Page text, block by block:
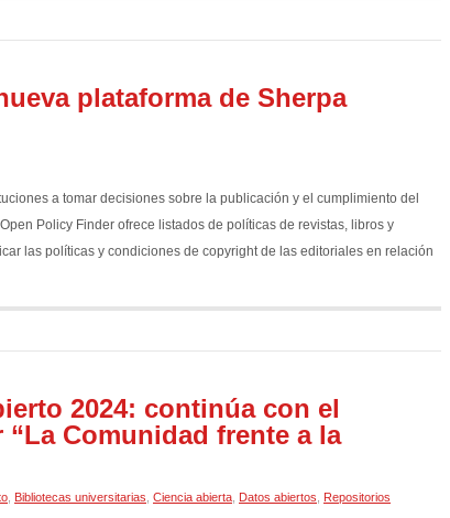
plataforma de Sherpa
a tomar decisiones sobre la publicación y el cumplimiento del
Policy Finder ofrece listados de políticas de revistas, libros y
las políticas y condiciones de copyright de las editoriales en relación
2024: continúa con el
Comunidad frente a la
Bibliotecas universitarias Ciencia abierta Datos abiertos
Repositorios